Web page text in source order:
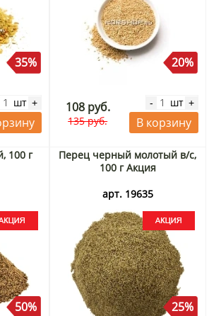
35%
шт +
20%
108 руб.
135 руб.
- шт +
В корзину
100 г
50%
Перец черный молотый в/с,
100 г Акция
арт. 19635
25%